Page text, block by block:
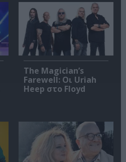
The Magician’s
Farewell: Οι Uriah
Heep στο Floyd